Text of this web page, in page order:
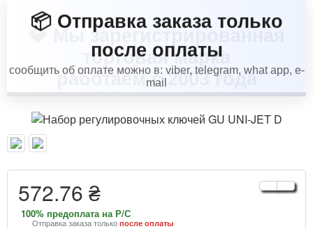
📦 Отправка заказа только
после оплаты
сообщить об оплате можно в: viber, telegram, what app, e-
mail
💎 Мы зарегистрированная
торговая марка
работаем с 2003 года
572.76 ₴
100% предоплата на Р/С
Отправка заказа только после оплаты